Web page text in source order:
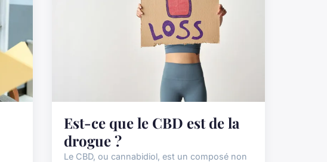
Est-ce que le CBD est de la
drogue ?
Le CBD, ou cannabidiol, est un composé non